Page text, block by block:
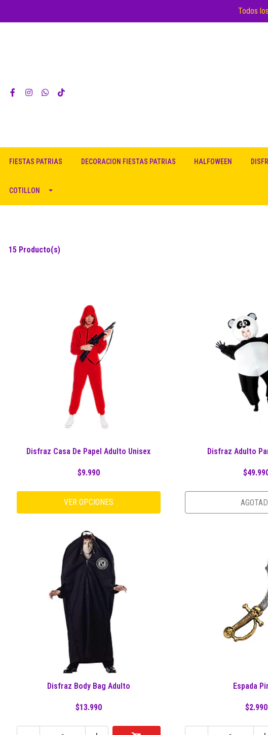
Todos
FIESTAS PATRIAS DECORACION FIESTAS PATRIAS HALFOWEEN
COTILLON
15 Producto(s)
Disfraz Casa De Papel Adulto Unisex
$9.990
VER OPCIONES
Disfraz Adulto
Disfraz Body Bag Adulto
$13.990
Espada
$2.990